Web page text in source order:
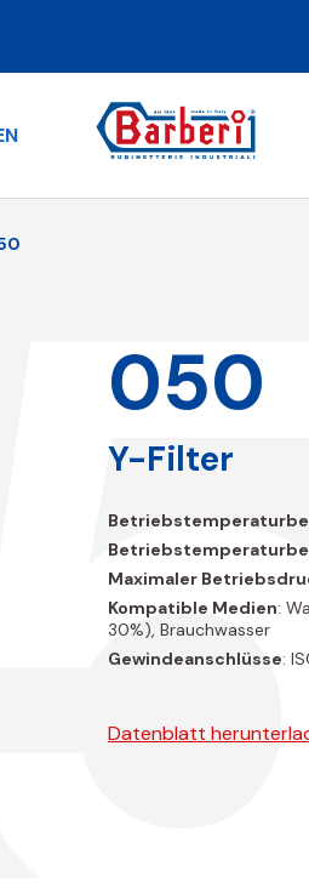
050
Y-Filter
Maximaler
Kompatible Medien:
30%), Brauchwasser
Gewindeanschlüsse:
Datenblatt